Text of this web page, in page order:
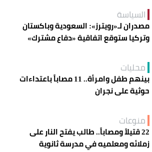
السياسة
مصدران لـ«رويترز»: السعودية وباكستان
وتركيا ستوقع اتفاقية «دفاع مشترك»
محليات
بينهم طفل وامرأة.. 11 مصاباً باعتداءات
حوثية على نجران
منوعات
22 قتيلاً ومصاباً.. طالب يفتح النار على
زملائه ومعلميه في مدرسة ثانوية